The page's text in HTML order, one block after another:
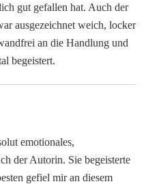
gut gefallen hat. Auch der
ausgezeichnet weich, locker
an die Handlung und
begeistert.
emotionales,
der Autorin. Sie begeisterte
gefiel mir an diesem